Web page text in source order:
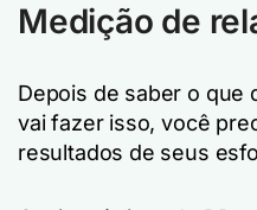
Medição de
Depois de saber o que
vai fazer isso, você
resultados de seus